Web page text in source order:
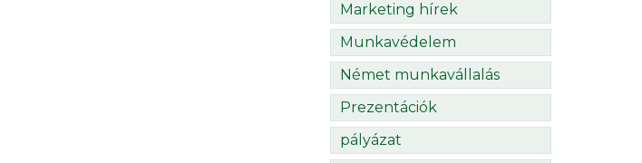
Marketing hírek
Munkavédelem
Német munkavállalás
Prezentációk
pályázat